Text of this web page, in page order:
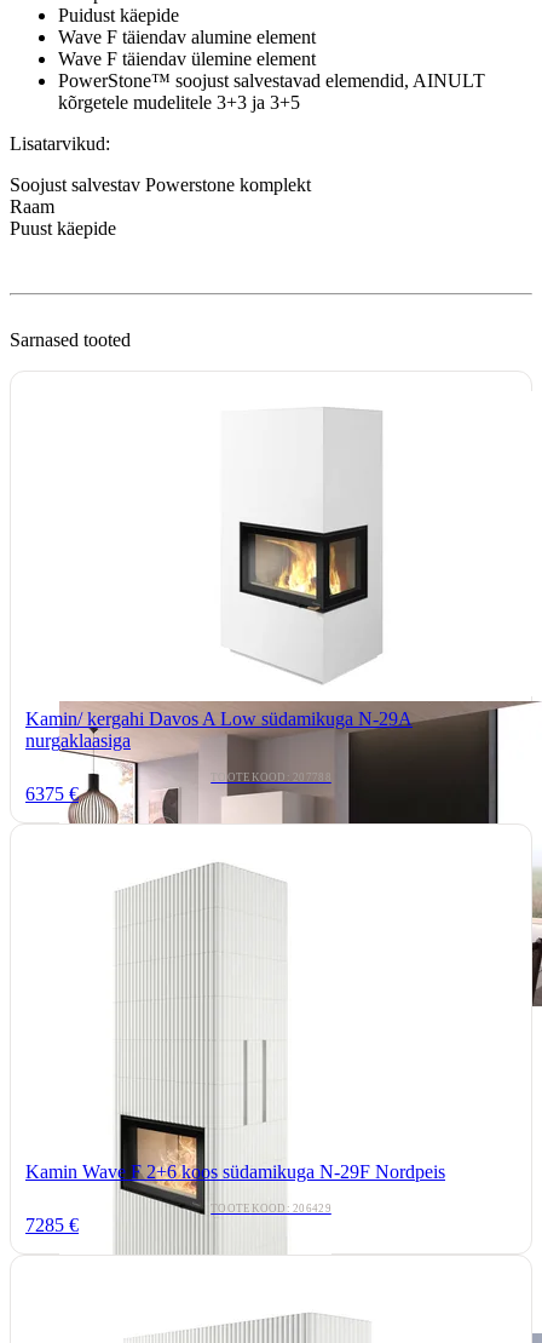
Puidust käepide
Wave F täiendav alumine element
Wave F täiendav ülemine element
PowerStone™ soojust salvestavad elemendid, AINULT
kõrgetele mudelitele 3+3 ja 3+5
Lisatarvikud:
Soojust salvestav Powerstone komplekt
Raam
Puust käepide
Sarnased tooted
Kamin/ kergahi Davos A Low südamikuga N-29A
nurgaklaasiga
TOOTEKOOD: 207788
6375 €
Kamin Wave F 2+6 koos südamikuga N-29F Nordpeis
TOOTEKOOD: 206429
7285 €